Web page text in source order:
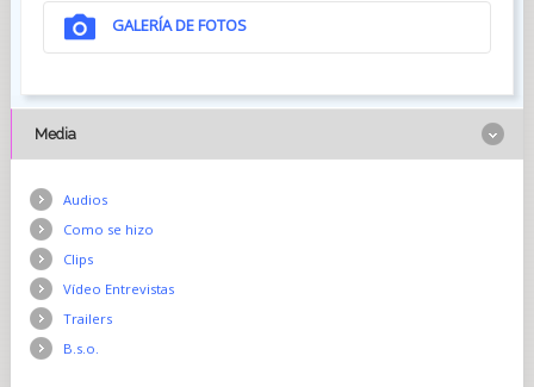
GALERÍA DE FOTOS
Media
Audios
Como se hizo
Clips
Vídeo Entrevistas
Trailers
B.s.o.